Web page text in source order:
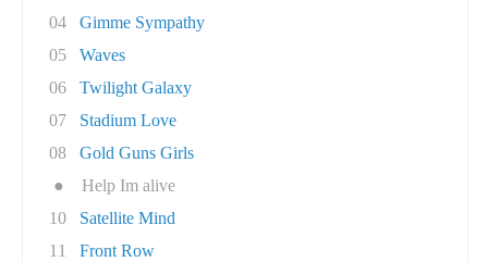
04
Gimme Sympathy
05
Waves
06
Twilight Galaxy
07
Stadium Love
08
Gold Guns Girls
●
Help Im alive
10
Satellite Mind
11
Front Row